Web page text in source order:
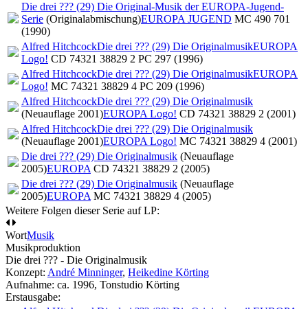
Die drei ??? (29) Die Original-Musik der EUROPA-Jugend-
Serie (Originalabmischung)EUROPA JUGEND MC 490 701
(1990)
Alfred HitchcockDie drei ??? (29) Die OriginalmusikEUROPA
Logo! CD 74321 38829 2 PC 297 (1996)
Alfred HitchcockDie drei ??? (29) Die OriginalmusikEUROPA
Logo! MC 74321 38829 4 PC 209 (1996)
Alfred HitchcockDie drei ??? (29) Die Originalmusik
(Neuauflage 2001)EUROPA Logo! CD 74321 38829 2 (2001)
Alfred HitchcockDie drei ??? (29) Die Originalmusik
(Neuauflage 2001)EUROPA Logo! MC 74321 38829 4 (2001)
Die drei ??? (29) Die Originalmusik (Neuauflage
2005)EUROPA CD 74321 38829 2 (2005)
Die drei ??? (29) Die Originalmusik (Neuauflage
2005)EUROPA MC 74321 38829 4 (2005)
Weitere Folgen dieser Serie auf LP:
WortMusik
Musikproduktion
Die drei ??? - Die Originalmusik
Konzept: André Minninger, Heikedine Körting
Aufnahme: ca. 1996, Tonstudio Körting
Erstausgabe: